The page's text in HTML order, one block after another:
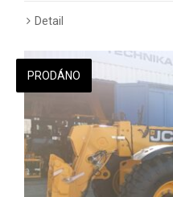
Detail
PRODÁNO